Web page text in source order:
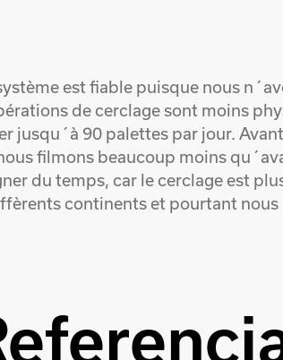
est fiable puisque nous
de cerclage sont moins
jusqu´à 90 palettes par jour.
filmons beaucoup moins
du temps, car le cerclage est
continents et pourtant